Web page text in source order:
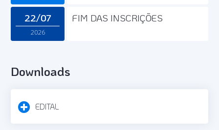
22/07
2026
FIM DAS INSCRIÇÕES
Downloads
EDITAL